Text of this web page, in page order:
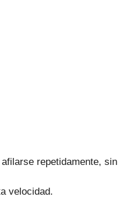
repetidamente,
velocidad.